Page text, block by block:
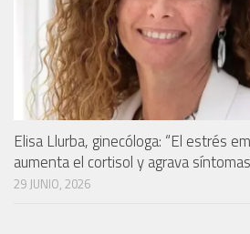
Elisa Llurba, ginecóloga: “El estrés
aumenta el cortisol y agrava
29 JUNIO, 2026